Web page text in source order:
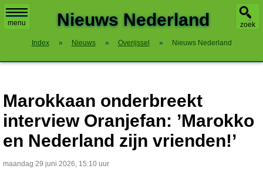
menu zoek
Nieuws Nederland
Index » Nieuws » Overijssel » Nieuws Nederland
Marokkaan onderbreekt
interview Oranjefan: ’Marokko
en Nederland zijn vrienden!’
maandag 29 juni 2026, 15:10 uur